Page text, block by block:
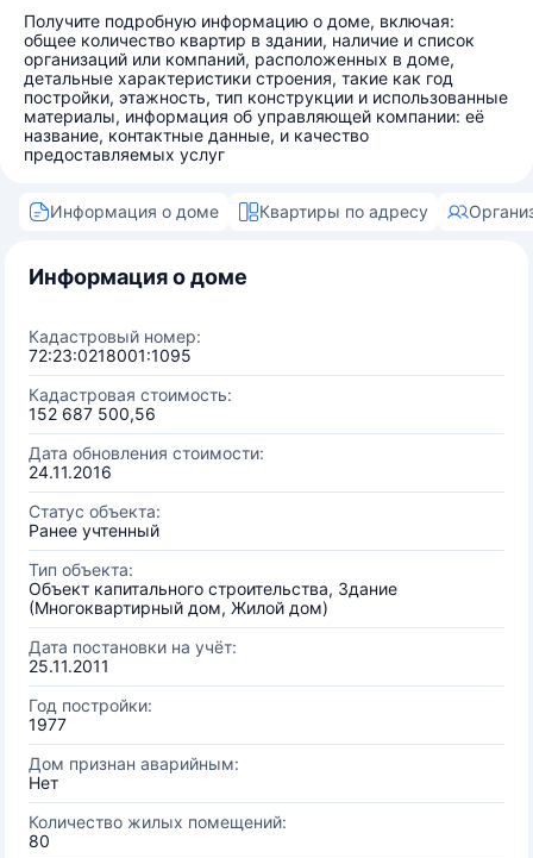
Получите подробную информацию о доме, включая:
общее количество квартир в здании, наличие и список
организаций или компаний, расположенных в доме,
детальные характеристики строения, такие как год
постройки, этажность, тип конструкции и использованные
материалы, информация об управляющей компании: её
название, контактные данные, и качество
предоставляемых услуг
Информация о доме Квартиры по адресу
Информация о доме
Кадастровый номер:
72:23:0218001:1095
Кадастровая стоимость:
152 687 500,56
Дата обновления стоимости:
24.11.2016
Статус объекта:
Ранее учтенный
Тип объекта:
Объект капитального строительства, Здание
(Многоквартирный дом, Жилой дом)
Дата постановки на учёт:
25.11.2011
Год постройки:
1977
Дом признан аварийным:
Нет
Количество жилых помещений:
80